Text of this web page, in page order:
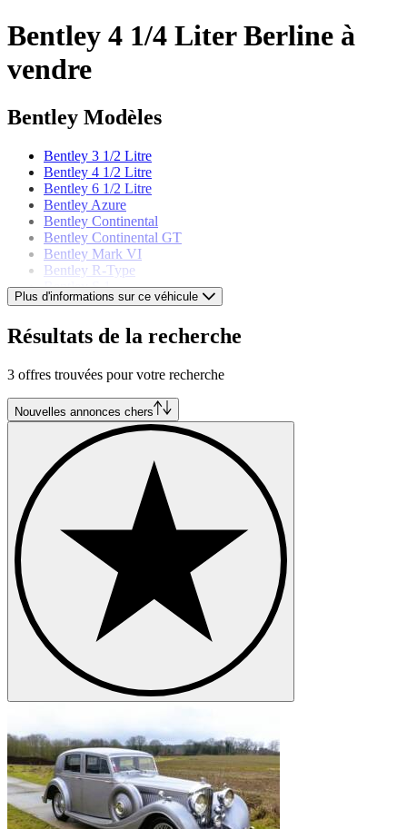
Bentley 4 1/4 Liter Berline à
vendre
Bentley Modèles
Bentley 3 1/2 Litre
Bentley 4 1/2 Litre
Bentley 6 1/2 Litre
Bentley Azure
Bentley Continental
Bentley Continental GT
Bentley Mark VI
Bentley R-Type
Bentley S 1
Bentley S 2
Bentley Turbo R
Plus d'informations sur ce véhicule
Résultats de la recherche
3 offres trouvées pour votre recherche
Nouvelles annonces chers